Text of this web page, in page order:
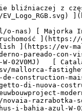
ev-mallorca.com/pl/wynajmy-wakacyjne) [ Dom ](https://ev-mallorca.com/pl/wynajmy-wakacyjne?type%5B0%5D=0) [ Domek na wsi "finca" ](https://ev-mallorca.com/pl/wynajmy-wakacyjne?type%5B0%5D=1) [ Mieszkanie ](https://ev-mallorca.com/pl/wynajmy-wakacyjne?type%5B0%5D=2) [ Apartament-Penthouse ](https://ev-mallorca.com/pl/wynajmy-wakacyjne?type%5B0%5D=5) 

  Komercyjne  [ Wszystkie nieruchomości ](https://ev-mallorca.com/pl/nieruchomosci-komercyjne) [ Leśnictwo ](https://ev-mallorca.com/pl/nieruchomosci-komercyjne?type%5B0%5D=6) [ Hotel ](https://ev-mallorca.com/pl/nieruchomosci-komercyjne?type%5B0%5D=7) [ Branża przemysłowa ](https://ev-mallorca.com/pl/nieruchomosci-komercyjne?type%5B0%5D=8) [ Inwestycja ](https://ev-mallorca.com/pl/nieruchomosci-komercyjne?type%5B0%5D=9) [ Gastronomia ](https://ev-mallorca.com/pl/nieruchomosci-komercyjne?type%5B0%5D=10) [ Grunt ](https://ev-mallorca.com/pl/nieruchomosci-komercyjne?type%5B0%5D=11) [ Biuro ](https://ev-mallorca.com/pl/nieruchomosci-komercyjne?type%5B0%5D=12) [